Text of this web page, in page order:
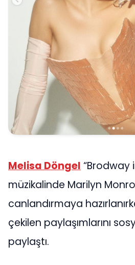
Melisa Döngel“Brodway
müzikalinde Marilyn
canlandırmaya
çekilen paylaşımlarını
paylaştı.